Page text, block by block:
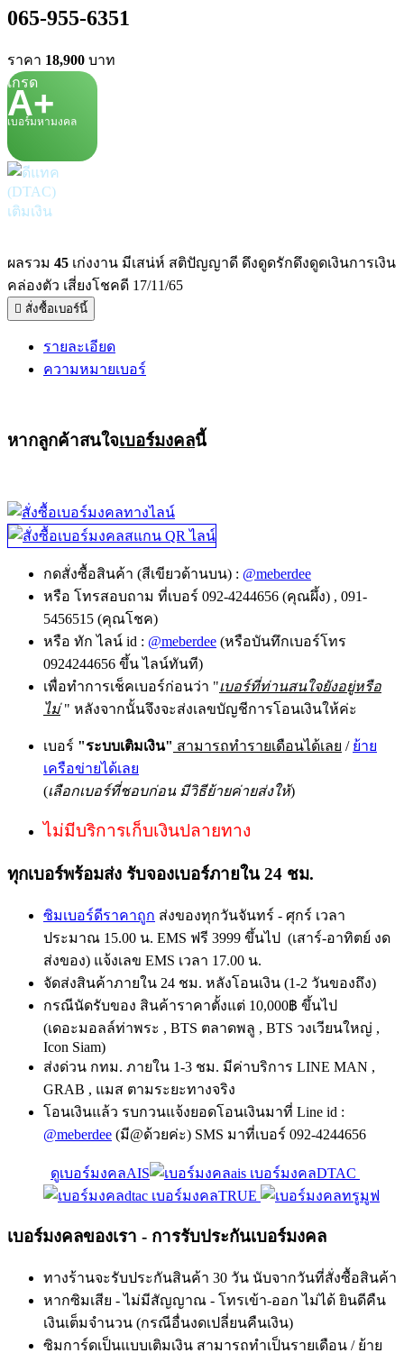
065-955-6351
ราคา 18,900 บาท
เกรด
A+
เบอร์มหามงคล
เติมเงิน
ผลรวม 45 เก่งงาน มีเสน่ห์ สติปัญญาดี ดึงดูดรักดึงดูดเงินการเงิน
คล่องตัว เสี่ยงโชคดี 17/11/65
สั่งซื้อเบอร์นี้
รายละเอียด
ความหมายเบอร์
หากลูกค้าสนใจเบอร์มงคลนี้
กดสั่งซื้อสินค้า (สีเขียวด้านบน) : @meberdee
หรือ โทรสอบถาม ที่เบอร์ 092-4244656 (คุณผึ้ง) , 091-
5456515 (คุณโชค)
หรือ ทัก ไลน์ id : @meberdee (หรือบันทึกเบอร์โทร
0924244656 ขึ้น ไลน์ทันที)
เพื่อทำการเช็คเบอร์ก่อนว่า "เบอร์ที่ท่านสนใจยังอยู่หรือ
ไม่" หลังจากนั้นจึงจะส่งเลขบัญชีการโอนเงินให้ค่ะ
เบอร์ "ระบบเติมเงิน" สามารถทำรายเดือนได้เลย / ย้าย
เครือข่ายได้เลย
(เลือกเบอร์ที่ชอบก่อน มีวิธีย้ายค่ายส่งให้)
ไม่มีบริการเก็บเงินปลายทาง
ทุกเบอร์พร้อมส่ง รับจองเบอร์ภายใน 24 ชม.
ซิมเบอร์ดีราคาถูก ส่งของทุกวันจันทร์ - ศุกร์ เวลา
ประมาณ 15.00 น. EMS ฟรี 3999 ขึ้นไป (เสาร์-อาทิตย์ งด
ส่งของ) แจ้งเลข EMS เวลา 17.00 น.
จัดส่งสินค้าภายใน 24 ชม. หลังโอนเงิน (1-2 วันของถึง)
กรณีนัดรับของ สินค้าราคาตั้งแต่ 10,000฿ ขึ้นไป
(เดอะมอลล์ท่าพระ , BTS ตลาดพลู , BTS วงเวียนใหญ่ ,
Icon Siam)
ส่งด่วน กทม. ภายใน 1-3 ชม. มีค่าบริการ LINE MAN ,
GRAB , แมส ตามระยะทางจริง
โอนเงินแล้ว รบกวนแจ้งยอดโอนเงินมาที่ Line id :
@meberdee (มี@ด้วยค่ะ) SMS มาที่เบอร์ 092-4244656
ดูเบอร์มงคลAIS
เบอร์มงคลDTAC
เบอร์มงคลTRUE
เบอร์มงคลของเรา - การรับประกันเบอร์มงคล
ทางร้านจะรับประกันสินค้า 30 วัน นับจากวันที่สั่งซื้อสินค้า
หากซิมเสีย - ไม่มีสัญญาณ - โทรเข้า-ออก ไม่ได้ ยินดีคืน
เงินเต็มจำนวน (กรณีอื่นงดเปลี่ยนคืนเงิน)
ซิมการ์ดเป็นแบบเติมเงิน สามารถทำเป็นรายเดือน / ย้าย